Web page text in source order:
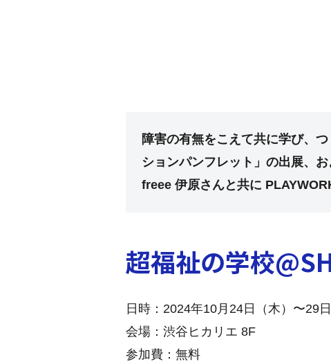
障害の有無をこえて共に学び、
ションパンフレット」の出展、
freee 伊原さんと共に
超福祉の学校
日時：2024年10月24日（木）〜29
会場：渋谷ヒカリエ 8F
参加費：無料